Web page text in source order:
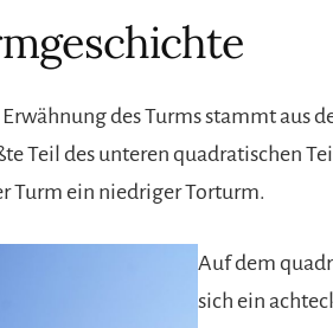
des Turms stammt aus
Teil des unteren quadratischen
Turm ein niedriger Torturm.
Auf dem
sich ein